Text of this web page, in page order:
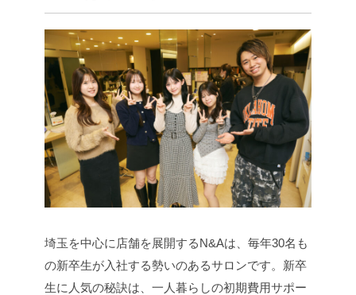
埼玉を中心に店舗を展開するN&Aは、毎年30名も
の新卒生が入社する勢いのあるサロンです。新卒
生に人気の秘訣は、一人暮らしの初期費用サポー